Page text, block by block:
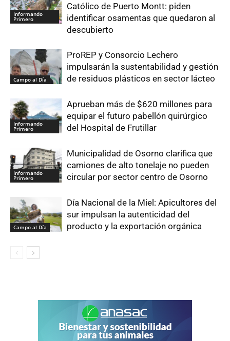
Informando
Primero
Católico de Puerto Montt: piden
identificar osamentas que quedaron al
descubierto
Campo al Día
ProREP y Consorcio Lechero
impulsarán la sustentabilidad y gestión
de residuos plásticos en sector lácteo
Informando
Primero
Aprueban más de $620 millones para
equipar el futuro pabellón quirúrgico
del Hospital de Frutillar
Informando
Primero
Municipalidad de Osorno clarifica que
camiones de alto tonelaje no pueden
circular por sector centro de Osorno
Campo al Día
Día Nacional de la Miel: Apicultores del
sur impulsan la autenticidad del
producto y la exportación orgánica